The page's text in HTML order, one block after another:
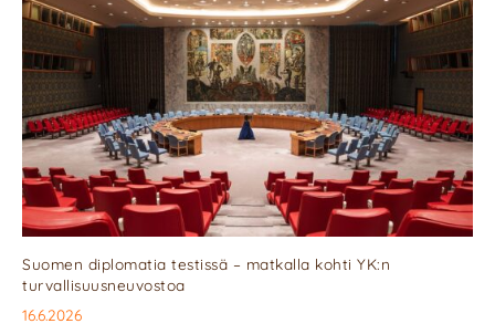
Suomen diplomatia testissä – matkalla kohti YK:n
turvallisuusneuvostoa
16.6.2026